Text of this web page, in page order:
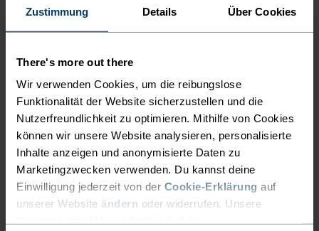
Zustimmung Details Über Cookies
There's more out there
Wir verwenden Cookies, um die reibungslose
Funktionalität der Website sicherzustellen und die
Nutzerfreundlichkeit zu optimieren. Mithilfe von Cookies
können wir unsere Website analysieren, personalisierte
Inhalte anzeigen und anonymisierte Daten zu
Marketingzwecken verwenden. Du kannst deine
Einwilligung jederzeit von der Cookie-Erklärung auf
unserer Website ändern oder widerrufen. Unsere
An deiner Seite, wenn der Puls steigt: In diesem
Recycling-Polyester kannst du bequem alles
geben. Reflektierende Details erhöhen deine
Sichtbarkeit bei schlechten Lichtverhältnissen.
Das Shirt ist normal geschnitten und mit einem
Saison-Print versehen, der dich Schritt für Schritt
zu neuen Meilensteinen motiviert. Auf dieses
Basic wirst du garantiert nicht mehr verzichten
wollen. Ein verlässlicher Begleiter beim